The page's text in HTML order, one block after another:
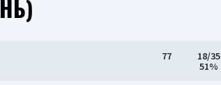
77
18/35
51%